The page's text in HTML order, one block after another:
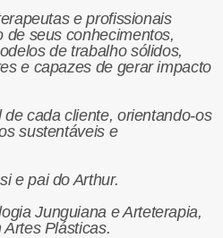
e profissionais
de seus conhecimentos,
de trabalho sólidos,
e capazes de gerar impacto
cada cliente, orientando-os
sustentáveis e
e pai do Arthur.
Junguiana e Arteterapia,
Plásticas.